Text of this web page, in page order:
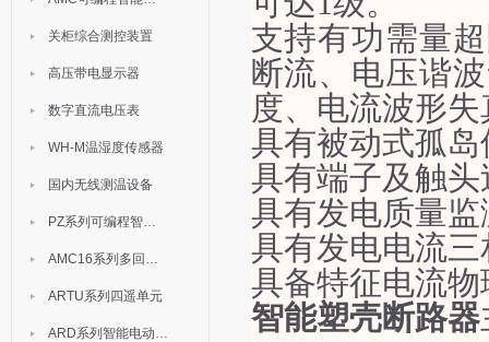
关柜综合测控装置
高压带电显示器
数字直流电压表
WH-M温湿度传感器
国内无线测温设备
PZ系列可编程智能表
AMC16系列多回路监控装置
ARTU系列四遥单元
ARD系列智能电动机保护器
支持有功需量
断流、电压谐
度、电流波形
具有被动式孤岛
具有端子及触
具有发电质量
具有发电电流
具备特征电流
智能塑壳断路器